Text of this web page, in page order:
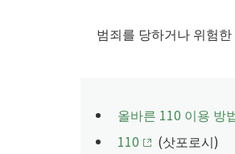
범죄를 당하거나 위험
올바른 110 이용 방
110
(삿포로시)